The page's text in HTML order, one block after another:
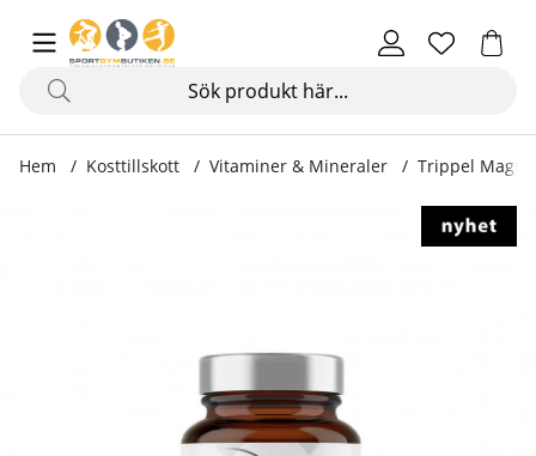
Hem Kosttillskott Vitaminer & Mineraler Trippel